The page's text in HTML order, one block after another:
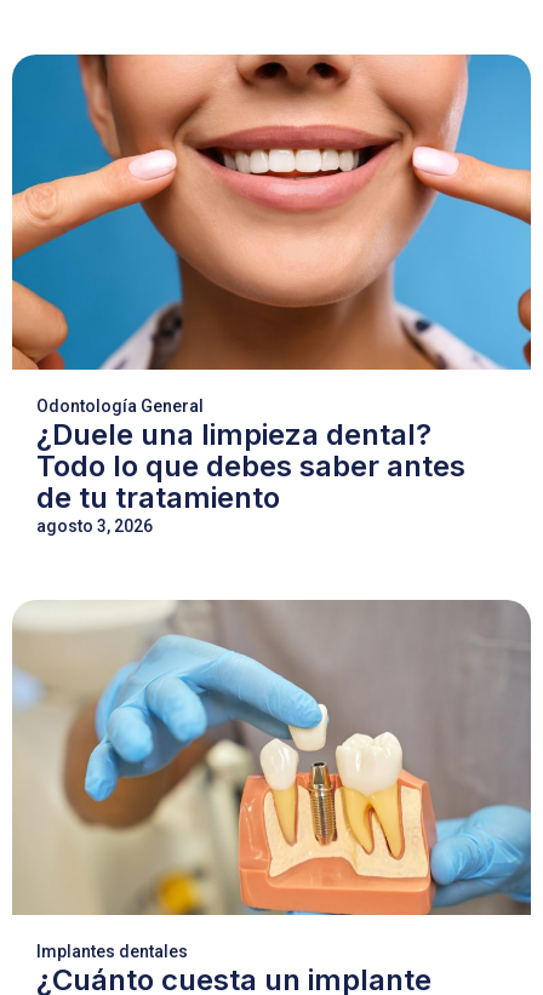
Odontología General
¿Duele una limpieza dental?
Todo lo que debes saber antes
de tu tratamiento
agosto 3, 2026
Implantes dentales
¿Cuánto cuesta un implante